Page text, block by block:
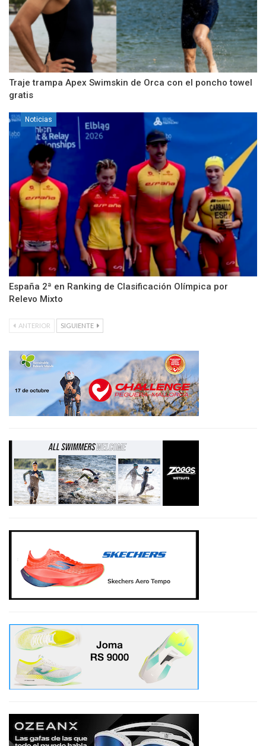
Traje trampa Apex Swimskin de Orca con el poncho towel
gratis
Noticias
España 2ª en Ranking de Clasificación Olímpica por
Relevo Mixto
ANTERIOR SIGUIENTE